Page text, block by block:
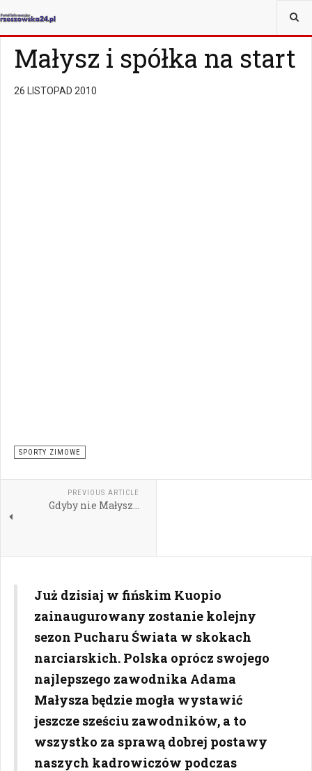
JESTEŚ TUTAJ:
Małysz i spółka na start
26 LISTOPAD 2010
SPORTY ZIMOWE
PREVIOUS ARTICLE
Gdyby nie Małysz…
Już dzisiaj w fińskim Kuopio
zainaugurowany zostanie kolejny
sezon Pucharu Świata w skokach
narciarskich. Polska oprócz swojego
najlepszego zawodnika Adama
Małysza będzie mogła wystawić
jeszcze sześciu zawodników, a to
wszystko za sprawą dobrej postawy
naszych kadrowiczów podczas